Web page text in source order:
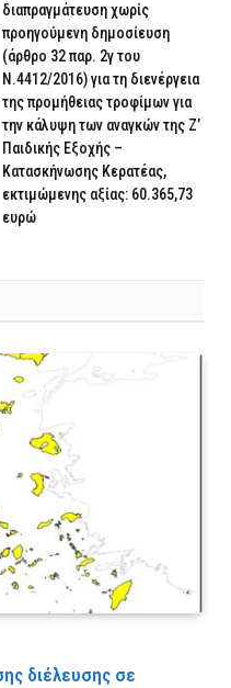
διαπραγμάτευση χωρίς
προηγούμενη δημοσίευση
(άρθρο 32 παρ. 2γ του
Ν.4412/2016) για τη διενέργεια
της προμήθειας τροφίμων για
την κάλυψη των αναγκών της Ζ’
Παιδικής Εξοχής –
Κατασκήνωσης Κερατέας,
εκτιμώμενης αξίας: 60.365,73
ευρώ
διέλευσης σε